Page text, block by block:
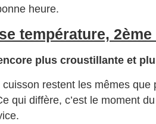
heure.
température, 2ème
plus croustillante et
restent les mêmes que
qui diffère, c’est le moment